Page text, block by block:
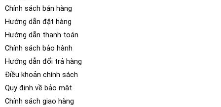
Chính sách bán hàng
Hướng dẫn đặt hàng
Hướng dẫn thanh toán
Chính sách bảo hành
Hướng dẫn đổi trả hàng
Điều khoản chính sách
Quy định về bảo mật
Chính sách giao hàng